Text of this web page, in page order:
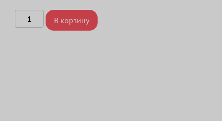
В корзину